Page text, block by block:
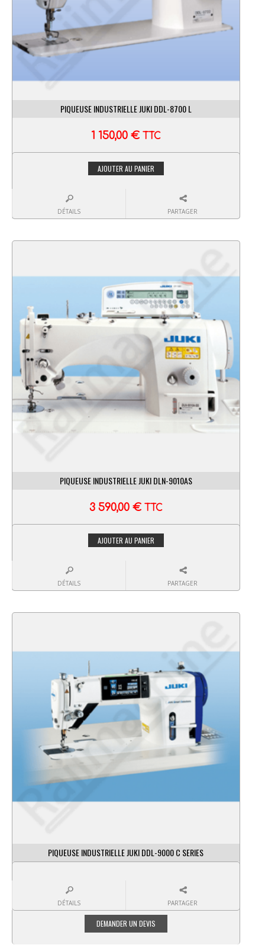
PIQUEUSE INDUSTRIELLE JUKI DDL-8700 L
1 150,00 € TTC
AJOUTER AU PANIER
DÉTAILS PARTAGER
PIQUEUSE INDUSTRIELLE JUKI DLN-9010AS
3 590,00 € TTC
AJOUTER AU PANIER
DÉTAILS PARTAGER
PIQUEUSE INDUSTRIELLE JUKI DDL-9000 C SERIES
DÉTAILS PARTAGER